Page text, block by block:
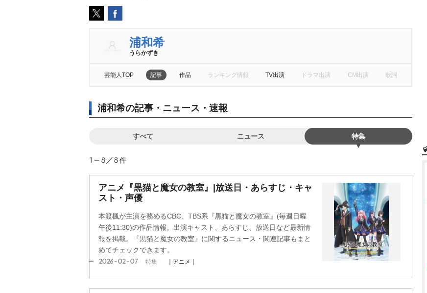
浦和希
うらかずき
芸能人TOP 記事 作品 ランキング情報 TV出演 ドラマ出演 CM出演 歌詞
浦和希の記事・ニュース・速報
すべて ニュース 特集
1～8／8件
アニメ『黒猫と魔女の教室』|放送日・あらすじ・キャ
スト・声優
本渡楓が主演を務めるCBC、TBS系『黒猫と魔女の教室』(毎週日曜
午後11:30)の作品情報。出演キャスト、あらすじ、放送日など最新情
報を掲載。『黒猫と魔女の教室』に関するニュース・関連記事もまと
めてチェックできます。
2026-02-07 特集 ｜アニメ｜